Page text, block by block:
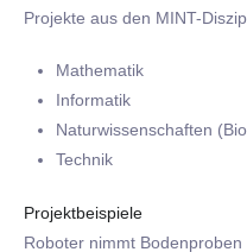
Projekte aus den MINT-
Mathematik
Informatik
Naturwissenschaften
Technik
Projektbeispiele
Roboter nimmt Bodenproben